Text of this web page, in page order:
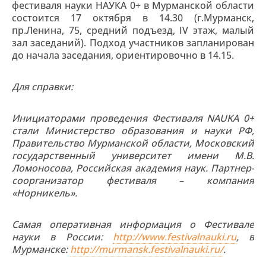
фестиваля науки НАУКА 0+ в Мурманской области
состоится 17 октября в 14.30 (г.Мурманск,
пр.Ленина, 75, средний подъезд, IV этаж, малый
зал заседаний). Подход участников запланирован
до начала заседания, ориентировочно в 14.15.
Для справки:
Инициаторами проведения Фестиваля NAUKA 0+
стали Министерство образования и науки РФ,
Правительство Мурманской области, Московский
государственный университет имени М.В.
Ломоносова, Российская академия наук. Партнер-
соорганизатор фестиваля – компания
«Норникель».
Самая оперативная информация о Фестивале
науки в России: http://www.festivalnauki.ru, в
Мурманске:http://murmansk.festivalnauki.ru/.